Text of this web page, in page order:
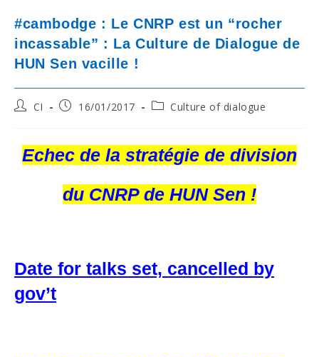
#cambodge : Le CNRP est un “rocher
incassable” : La Culture de Dialogue de
HUN Sen vacille !
PostCI
Post16/01/2017
PostCulture of dialogue
Echec de la stratégie de division
du CNRP de HUN Sen !
Date for talks set, cancelled by
gov’t